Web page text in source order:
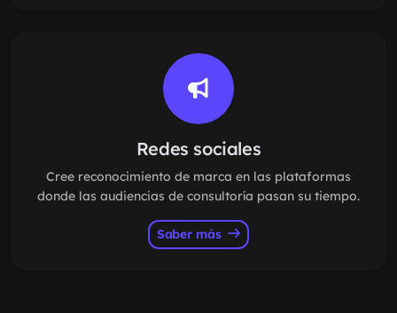
Redes sociales
Cree reconocimiento de marca en las plataformas
donde las audiencias de consultoría pasan su tiempo.
Saber más